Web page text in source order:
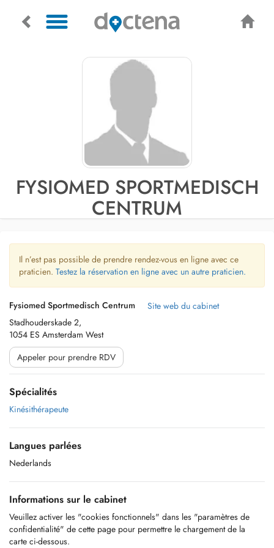
FYSIOMED SPORTMEDISCH
CENTRUM
Il n’est pas possible de prendre rendez-vous en ligne avec ce
praticien. Testez la réservation en ligne avec un autre praticien.
Fysiomed Sportmedisch Centrum
Stadhouderskade 2,
1054 ES Amsterdam West
Site web du cabinet
Appeler pour prendre RDV
Spécialités
Kinésithérapeute
Langues parlées
Nederlands
Informations sur le cabinet
Veuillez activer les "cookies fonctionnels" dans les "paramètres de
confidentialité" de cette page pour permettre le chargement de la
carte ci-dessous.